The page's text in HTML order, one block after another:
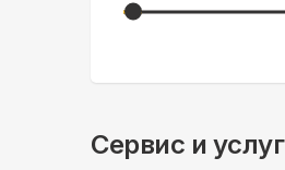
Сервис и